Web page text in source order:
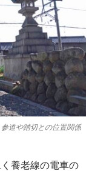
道や踏切との位置関係
養老線の電車の